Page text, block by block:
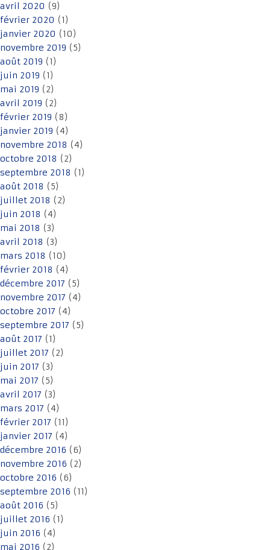
avril 2020 (9)
février 2020 (1)
janvier 2020 (10)
novembre 2019 (5)
août 2019 (1)
juin 2019 (1)
mai 2019 (2)
avril 2019 (2)
février 2019 (8)
janvier 2019 (4)
novembre 2018 (4)
octobre 2018 (2)
septembre 2018 (1)
août 2018 (5)
juillet 2018 (2)
juin 2018 (4)
mai 2018 (3)
avril 2018 (3)
mars 2018 (10)
février 2018 (4)
décembre 2017 (5)
novembre 2017 (4)
octobre 2017 (4)
septembre 2017 (5)
août 2017 (1)
juillet 2017 (2)
juin 2017 (3)
mai 2017 (5)
avril 2017 (3)
mars 2017 (4)
février 2017 (11)
janvier 2017 (4)
décembre 2016 (6)
novembre 2016 (2)
octobre 2016 (6)
septembre 2016 (11)
août 2016 (5)
juillet 2016 (1)
juin 2016 (4)
mai 2016 (2)